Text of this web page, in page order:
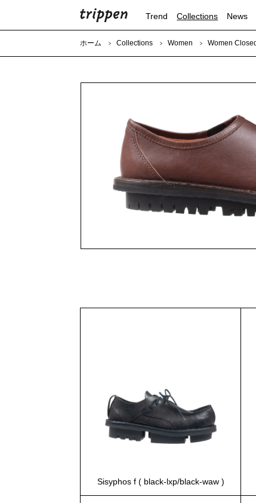
Trend Collections News
ホーム Collections Women Women Closed
Sisyphos f ( black-lxp/black-waw )